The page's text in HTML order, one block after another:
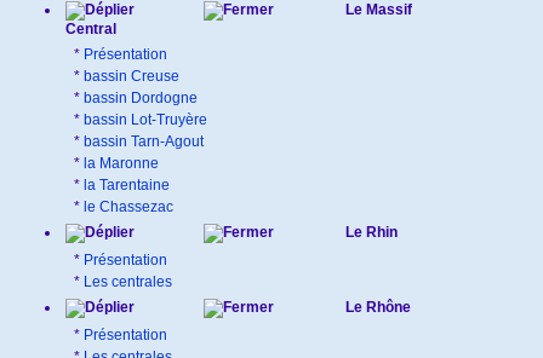
Le Massif
Central
* Présentation
* bassin Creuse
* bassin Dordogne
* bassin Lot-Truyère
* bassin Tarn-Agout
* la Maronne
* la Tarentaine
* le Chassezac
Le Rhin
* Présentation
* Les centrales
Le Rhône
* Présentation